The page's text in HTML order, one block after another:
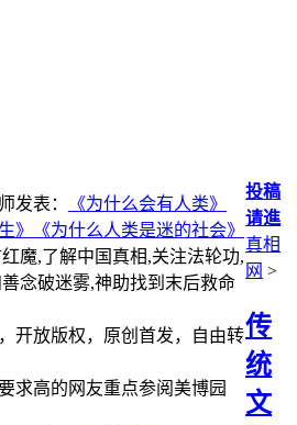
发表：
《为什么会有人类》
》
《为什么人类是迷的社会》
魔,了解中国真相,关注法轮功,
念破迷雾,神助找到末后救命
开放版权，原创首发，自由转
求高的网友重点参阅美博园
投稿
请進
真相
网 >
传
统
文